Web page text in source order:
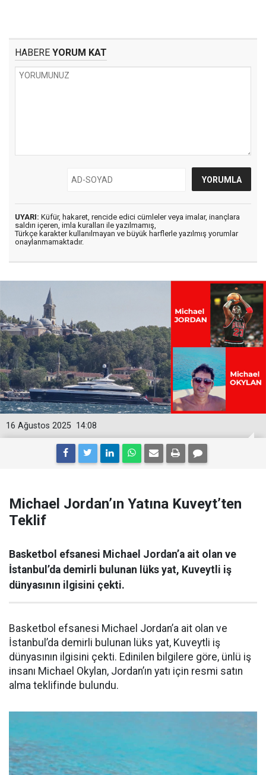
HABERE YORUM KAT
UYARI: Küfür, hakaret, rencide edici cümleler veya imalar, inançlara
saldırı içeren, imla kuralları ile yazılmamış,
Türkçe karakter kullanılmayan ve büyük harflerle yazılmış yorumlar
onaylanmamaktadır.
14:08
16 Ağustos 2025
Michael Jordan’ın Yatına Kuveyt’ten
Teklif
Basketbol efsanesi Michael Jordan’a ait olan ve
İstanbul’da demirli bulunan lüks yat, Kuveytli iş
dünyasının ilgisini çekti.
Basketbol efsanesi Michael Jordan’a ait olan ve
İstanbul’da demirli bulunan lüks yat, Kuveytli iş
dünyasının ilgisini çekti. Edinilen bilgilere göre, ünlü iş
insanı Michael Okylan, Jordan’ın yatı için resmi satın
alma teklifinde bulundu.